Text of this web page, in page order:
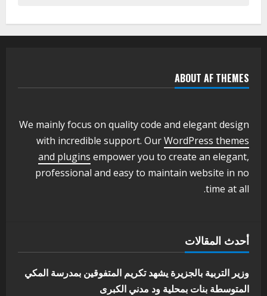
يعلن تخفيض الرسوم الدراسية لهذا العام
بنسبة15%
3
وزير التربية والتعليم بالولاية يدشن ورشة
أغسطس 3, 2026
اخر الاخبار الاخبار
مدير إدارة الجودة و التطوير الإداري
بوزارة التربية تشارك الملتقي التنسيقي
5
البيئة بالمحلية
يوليو 29, 2026
ABOUT AF THEMES
We mainly focus on quality code and elegant design
with incredible support. OurWordPress themes
and plugins empower you to create an elegant,
professional and easy to maintain website in no
time at all.
أحدث المقالات
وزير التربية بالجزيرة يشهد تكريم المتفوقين بمدرسة المكي
المتوسطة بنات بمحلية ود مدني الكبرى